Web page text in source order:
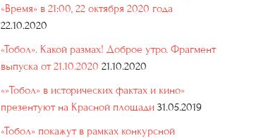
«Время» в 21:00, 22 октября 2020 года
22.10.2020
«Тобол». Какой размах! Доброе утро. Фрагмент
выпуска от 21.10.2020 21.10.2020
«»Тобол» в исторических фактах и кино»
презентуют на Красной площади 31.05.2019
«Тобол» покажут в рамках конкурсной